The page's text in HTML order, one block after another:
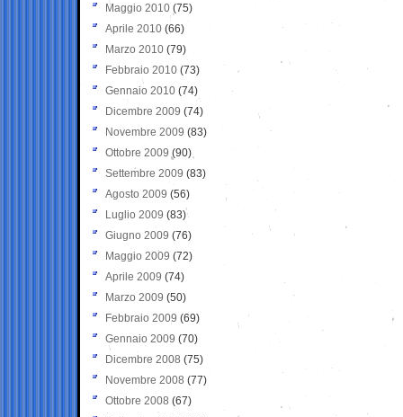
Maggio 2010 (75)
Aprile 2010 (66)
Marzo 2010 (79)
Febbraio 2010 (73)
Gennaio 2010 (74)
Dicembre 2009 (74)
Novembre 2009 (83)
Ottobre 2009 (90)
Settembre 2009 (83)
Agosto 2009 (56)
Luglio 2009 (83)
Giugno 2009 (76)
Maggio 2009 (72)
Aprile 2009 (74)
Marzo 2009 (50)
Febbraio 2009 (69)
Gennaio 2009 (70)
Dicembre 2008 (75)
Novembre 2008 (77)
Ottobre 2008 (67)